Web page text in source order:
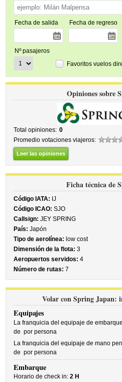
Fecha de salida Fecha de regreso
Nº pasajeros
Favoritos vuelos
Opiniones sobre
Total opiniones: 0
Promedio votaciones viajeros:
Leer las opiniones
Ficha técnica de
Código IATA: IJ
Código ICAO: SJO
Callsign: JEY SPRING
País: Japón
Tipo de aerolínea: low cost
Dimensión de la flota: 3
Aeropuertos servidos: 4
Número de rutas: 7
Volar con Spring Japan:
Equipajes
La franquicia del equipaje de
de por persona
La franquicia del equipaje de mano
de por persona
Embarque
Horario de check in:2 H